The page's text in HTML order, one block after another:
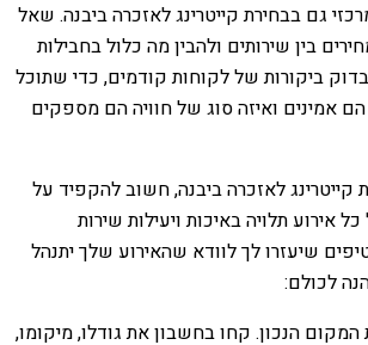
גם בבחירת קייטרינג לאזכרה ביבנה. שאל
בין שירותים ולהבין מה כלול בחבילות
ביקורות של לקוחות קודמים, כדי שתוכל
אמינים ואיזה סוג של חוויה הם מספקים
קייטרינג לאזכרה ביבנה, חשוב להקפיד על
אירוע תלויה באיכות ויעילות שירות
שיעזרו לך לוודא שהאירוע שלך יתנהל
לכולם:
הנכון. קחו בחשבון את גודלו, מיקומו,